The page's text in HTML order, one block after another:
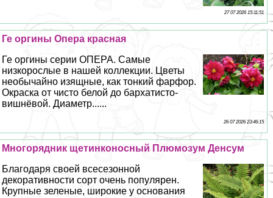
27 07 2026 15:11:51
Ге opгины Опера красная
Ге opгины серии ОПЕРА. Самые
низкорослые в нашей коллекции. Цветы
необычайно изящные, как тонкий фарфор.
Окраска от чисто белой до бархатисто-
вишнёвой. Диаметр......
26 07 2026 23:46:15
Многорядник щетинконосный Плюмозум Денсум
Благодаря своей всесезонной
декоративности сорт очень популярен.
Крупные зеленые, широкие у основания